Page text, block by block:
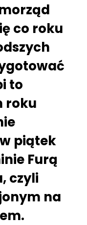
co roku
to
roku
w piątek
Furą
czyli
na